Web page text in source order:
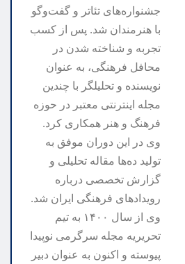
جشنواره‌های تئاتر و گفت‌وگو
با هنرمندان شد. پس از کسب
تجربه و شناخته شدن در
محافل فرهنگی، به عنوان
نویسنده و تحلیلگر با چندین
مجله اینترنتی معتبر در حوزه
فرهنگ و هنر همکاری کرد.
وی در این دوران موفق به
تولید ده‌ها مقاله تحلیلی و
گزارش تخصصی درباره
رویدادهای فرهنگی ایران شد.
وی از سال ۱۴۰۰ به تیم
تحریریه مجله سرگرمی نوپیدا
پیوسته و اکنون به عنوان دبیر